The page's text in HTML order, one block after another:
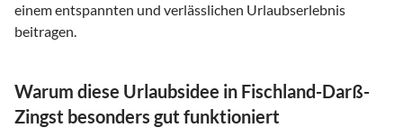
einem entspannten und verlässlichen Urlaubserlebnis
beitragen.
Warum diese Urlaubsidee in Fischland-Darß-
Zingst besonders gut funktioniert